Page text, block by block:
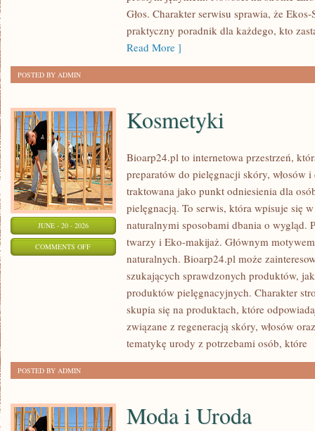
Głos. Charakter serwisu sprawia, że
praktyczny poradnik dla każdego, kto
Read More ]
POSTED BY ADMIN
JUNE - 20 - 2026
COMMENTS OFFON
KOSMETYKI
Kosmetyki
Bioarp24.pl to internetowa przestrzeń,
preparatów do pielęgnacji skóry, włosów i
traktowana jako punkt odniesienia dla
pielęgnacją. To serwis, która wpisuje się
naturalnymi sposobami dbania o wygląd.
twarzy i Eko-makijaż. Głównym
naturalnych. Bioarp24.pl może
szukających sprawdzonych produktów,
produktów pielęgnacyjnych. Charakter
skupia się na produktach, które
związane z regeneracją skóry, włosów
tematykę urody z potrzebami osób, które
POSTED BY ADMIN
Moda i Uroda